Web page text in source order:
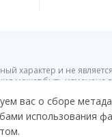
характер и не
может быть изменена
Карта сайта
вас о сборе
использования